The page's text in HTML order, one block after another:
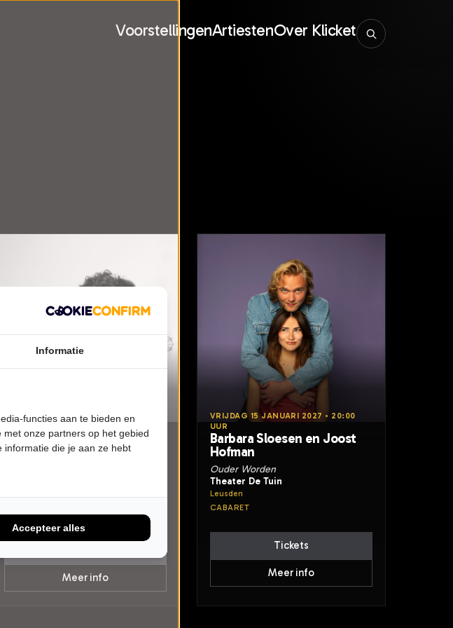
VoorstellingenArtiestenOver Klicket
VRIJDAG 6 NOVEMBER 2026 • 20:00
Bob Koomen
Try-out
CABARET
Meer info
VRIJDAG 15 JANUARI 2027 • 20:00
UUR
Barbara Sloesen en Joost
Hofman
Ouder Worden
Theater De Tuin
Leusden
CABARET
Tickets
Meer info
Informatie
functies aan te bieden en
onze partners op het gebied
informatie die je aan ze hebt
Accepteer alles